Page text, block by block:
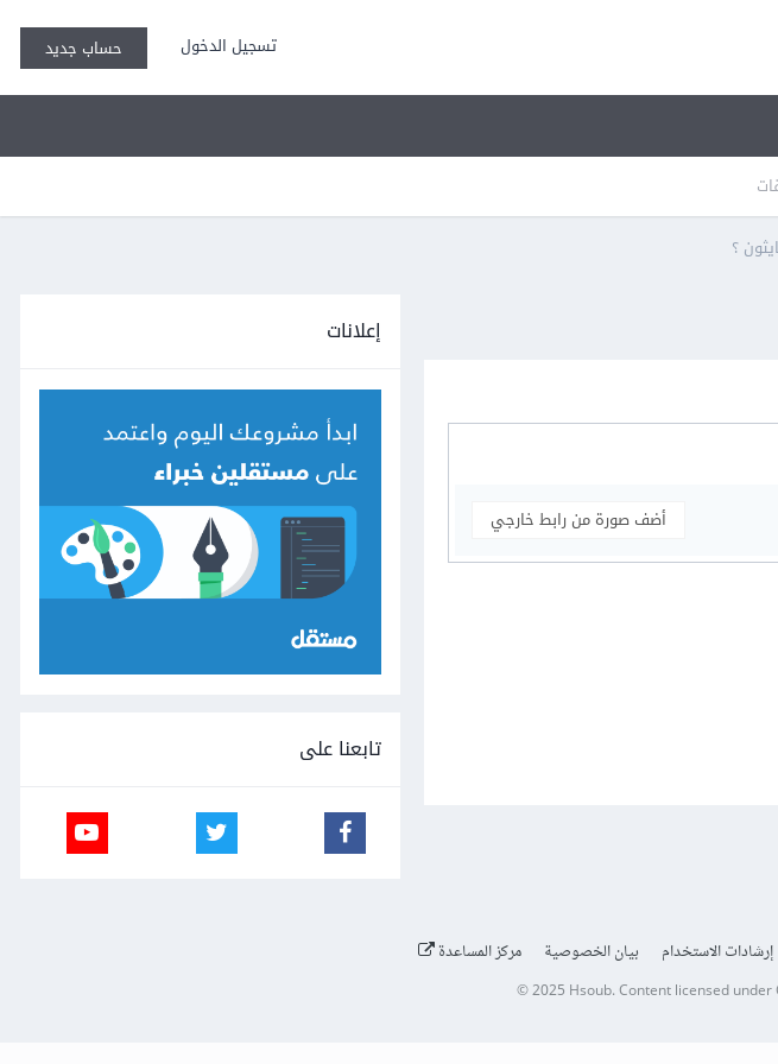
تسجيل الدخول حساب جديد
أضف صورة من رابط خارجي
إعلانات
تابعنا على
إرشادات الاستخدام بيان الخصوصية مركز المساعدة
© 2025 Hsoub.Content licensed under